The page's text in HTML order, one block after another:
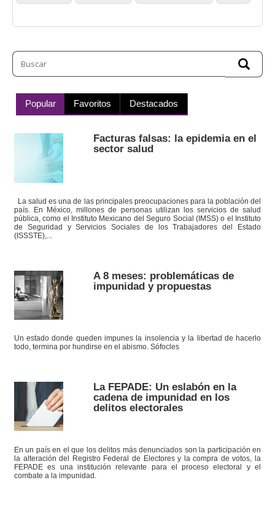
Popular Favoritos Destacados
Facturas falsas: la epidemia en el
sector salud
La salud es una de las principales preocupaciones para la población del
país. En México, millones de personas utilizan los servicios de salud
pública, como el Instituto Mexicano del Seguro Social (IMSS) o el Instituto
de Seguridad y Servicios Sociales de los Trabajadores del Estado
(ISSSTE),...
A 8 meses: problemáticas de
impunidad y propuestas
Un estado donde queden impunes la insolencia y la libertad de hacerlo
todo, termina por hundirse en el abismo. Sófocles
La FEPADE: Un eslabón en la
cadena de impunidad en los
delitos electorales
En un país en el que los delitos más denunciados son la participación en
la alteración del Registro Federal de Electores y la compra de votos, la
FEPADE es una institución relevante para el proceso electoral y el
combate a la impunidad.